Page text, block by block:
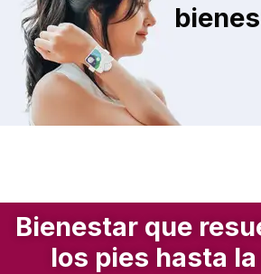
Bienestar que
los pies hasta